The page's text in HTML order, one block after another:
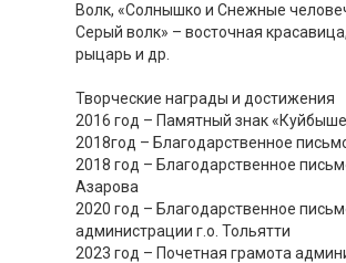
Волк, «Солнышко и Снежные
Серый волк» – восточная
рыцарь и др.
Творческие награды и достижения
2016 год – Памятный знак
2018год – Благодарственное
2018 год – Благодарственное
Азарова
2020 год – Благодарственное
администрации г.о. Тольятти
2023 год – Почетная грамота